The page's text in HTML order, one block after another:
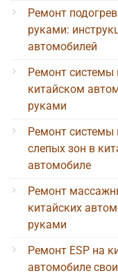
Ремонт
руками:
автомобилей
Ремонт системы
китайском
руками
Ремонт системы
слепых зон в
автомобиле
Ремонт
китайских
руками
Ремонт ESP на
автомобиле